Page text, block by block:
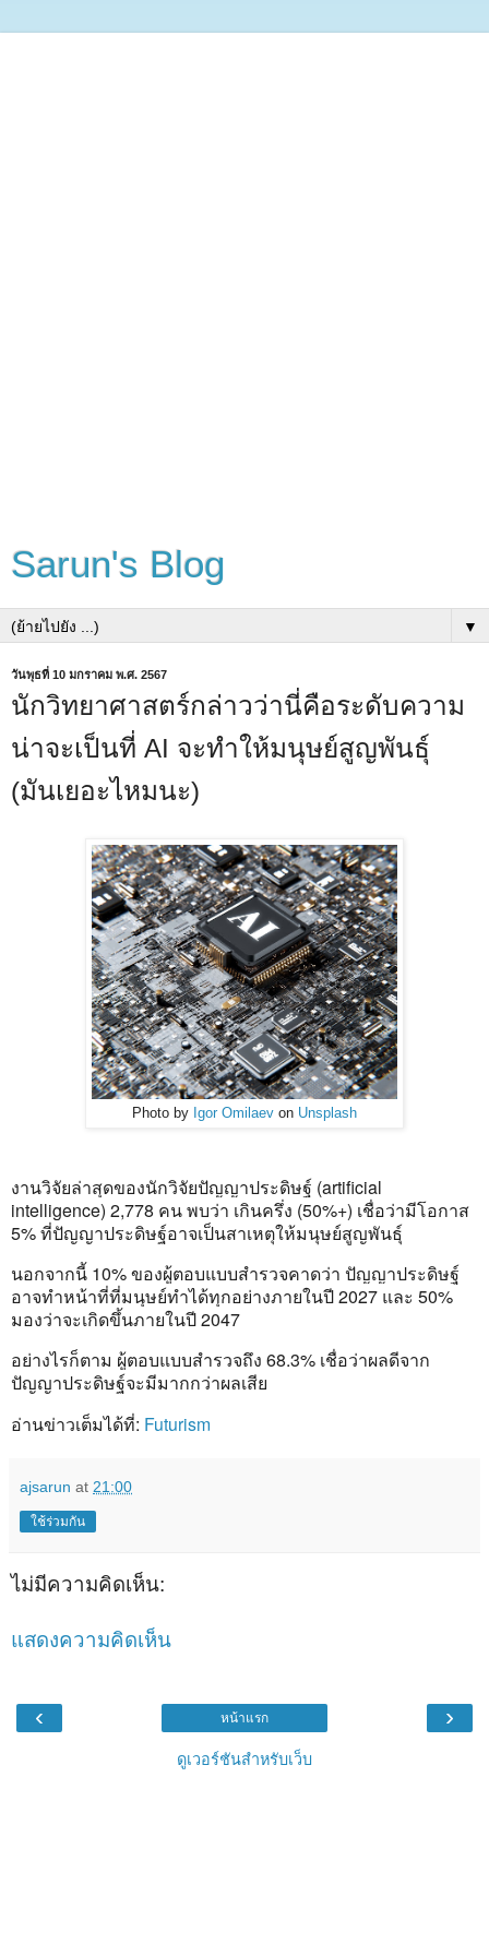
Sarun's Blog
▼
วันพุธที่ 10 มกราคม พ.ศ. 2567
นักวิทยาศาสตร์กล่าวว่านี่คือระดับความ
น่าจะเป็นที่ AI จะทำให้มนุษย์สูญพันธุ์
(มันเยอะไหมนะ)
Photo by Igor Omilaev on Unsplash
งานวิจัยล่าสุดของนักวิจัยปัญญาประดิษฐ์ (artificial
intelligence) 2,778 คน พบว่า เกินครึ่ง (50%+) เชื่อว่ามีโอกาส
5% ที่ปัญญาประดิษฐ์อาจเป็นสาเหตุให้มนุษย์สูญพันธุ์
นอกจากนี้ 10% ของผู้ตอบแบบสำรวจคาดว่า ปัญญาประดิษฐ์
อาจทำหน้าที่ที่มนุษย์ทำได้ทุกอย่างภายในปี 2027 และ 50%
มองว่าจะเกิดขึ้นภายในปี 2047
อย่างไรก็ตาม ผู้ตอบแบบสำรวจถึง 68.3% เชื่อว่าผลดีจาก
ปัญญาประดิษฐ์จะมีมากกว่าผลเสีย
อ่านข่าวเต็มได้ที่: Futurism
ajsarun at 21:00
ใช้ร่วมกัน
ไม่มีความคิดเห็น:
แสดงความคิดเห็น
‹ ›
หน้าแรก
ดูเวอร์ชันสำหรับเว็บ